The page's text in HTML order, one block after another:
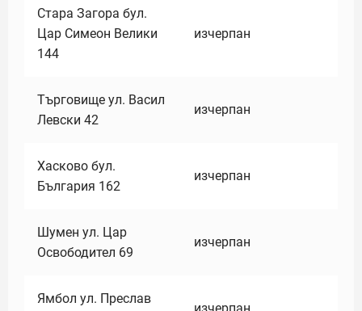
Стара Загора бул.
Цар Симеон Велики
144
изчерпан
Търговище ул. Васил
Левски 42
изчерпан
Хасково бул.
България 162
изчерпан
Шумен ул. Цар
Освободител 69
изчерпан
Ямбол ул. Преслав